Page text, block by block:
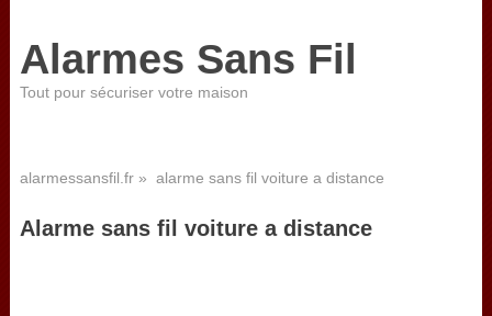
Alarmes Sans Fil
Tout pour sécuriser votre maison
alarmessansfil.fr» alarme sans fil voiture a distance
Alarme sans fil voiture a distance